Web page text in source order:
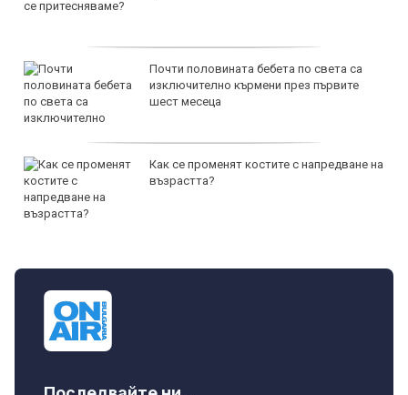
Почти половината бебета по света са
изключително кърмени през първите
шест месеца
Как се променят костите с напредване на
възрастта?